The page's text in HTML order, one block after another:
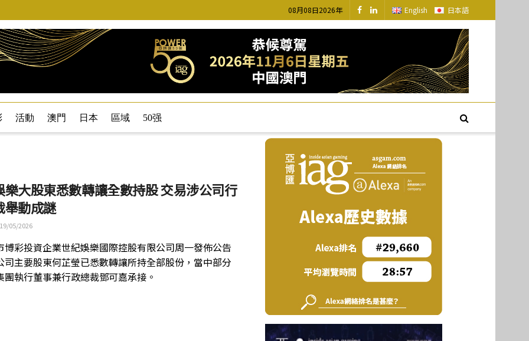
08月08日2026年 English 日本語
活動 澳門 日本 區域 50强
樂大股東悉數轉讓全數持股 交易涉公司行
舉動成謎
05/2026
博彩投資企業世紀娛樂國際控股有限公司周一發佈公告
司主要股東何芷瑩已悉數轉讓所持全部股份，當中部分
團執行董事兼行政總裁鄧可嘉承接。